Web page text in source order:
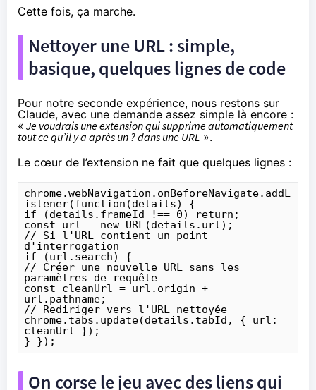
Cette fois, ça marche.
Nettoyer une URL : simple,
basique, quelques lignes de code
Pour notre seconde expérience, nous restons sur
Claude, avec une demande assez simple là encore :
« Je voudrais une extension qui supprime automatiquement
tout ce qu’il y a après un ? dans une URL ».
Le cœur de l’extension ne fait que quelques lignes :
chrome.webNavigation.onBeforeNavigate.addL
istener(function(details) {
if (details.frameId !== 0) return;
const url = new URL(details.url);
// Si l'URL contient un point
d'interrogation
if (url.search) {
// Créer une nouvelle URL sans les
paramètres de requête
const cleanUrl = url.origin +
url.pathname;
// Rediriger vers l'URL nettoyée
chrome.tabs.update(details.tabId, { url:
cleanUrl });
} });
On corse le jeu avec des liens qui